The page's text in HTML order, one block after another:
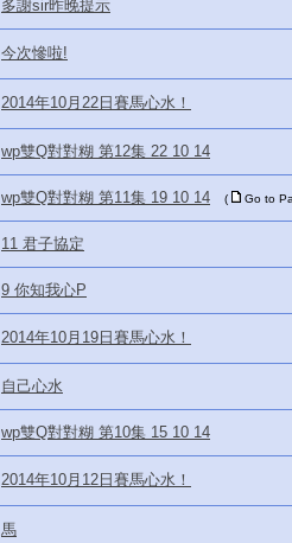
多謝sir昨晚提示
今次慘啦!
2014年10月22日賽馬心水！
wp雙Q對對糊 第12集 22 10 14
wp雙Q對對糊 第11集 19 10 14 ( Go to
11 君子協定
9 你知我心P
2014年10月19日賽馬心水！
自己心水
wp雙Q對對糊 第10集 15 10 14
2014年10月12日賽馬心水！
馬